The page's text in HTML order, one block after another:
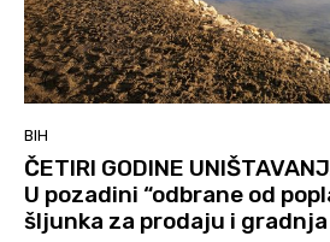
BIH
ČETIRI GODINE
U pozadini “odbrane od
šljunka za prodaju i gradnja